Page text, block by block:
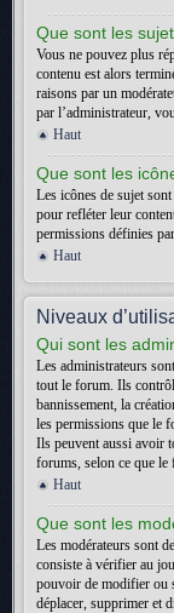
Que sont les
Vous ne pouvez plus
contenu est alors
raisons par un
par l’administrateur,
Haut
Que sont les
Les icônes de sujet
pour refléter leur
permissions définies
Haut
Niveaux
Qui sont les
Les administrateurs
tout le forum. Ils
bannissement, la
les permissions que le
Ils peuvent aussi avoir
forums, selon ce que le
Haut
Que sont les
Les modérateurs sont
consiste à vérifier au
pouvoir de modifier ou
déplacer, supprimer et